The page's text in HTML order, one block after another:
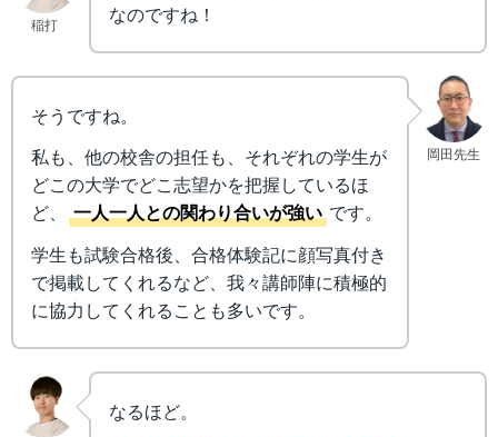
稲打
なのですね！
岡田先生
そうですね。
私も、他の校舎の担任も、それぞれの学生が
どこの大学でどこ志望かを把握しているほ
ど、
一人一人との関わり合いが強い です。
学生も試験合格後、合格体験記に顔写真付き
で掲載してくれるなど、我々講師陣に積極的
に協力してくれることも多いです。
なるほど。